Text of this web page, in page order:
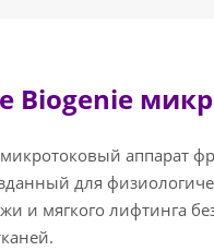
Biogenie
аппарат
для
и мягкого лифтинга